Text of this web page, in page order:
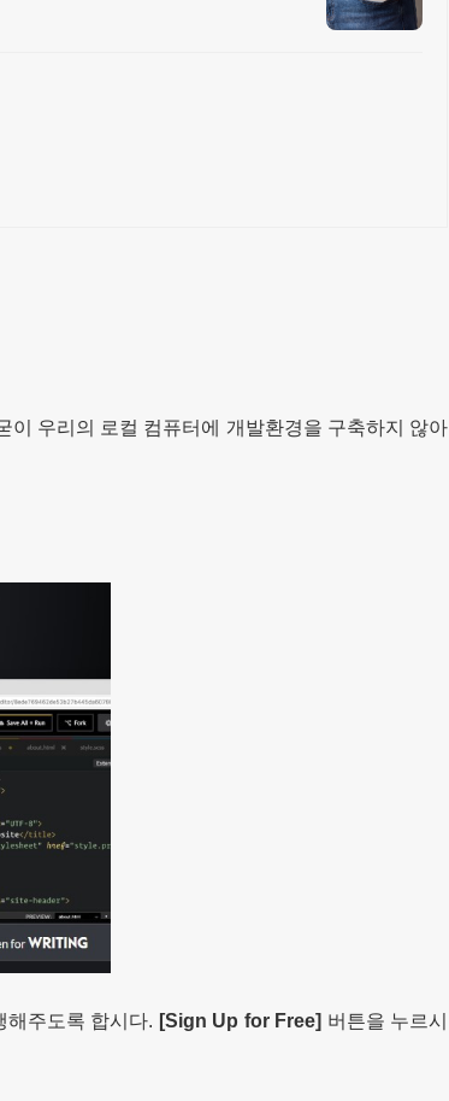
이 우리의 로컬 컴퓨터에 개발환경을 구축하지 않아
해주도록 합시다. [Sign Up for Free] 버튼을 누르시